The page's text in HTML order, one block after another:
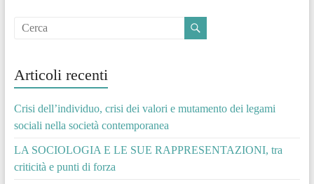
Articoli recenti
Crisi dell’individuo, crisi dei valori e mutamento dei legami
sociali nella società contemporanea
LA SOCIOLOGIA E LE SUE RAPPRESENTAZIONI, tra
criticità e punti di forza